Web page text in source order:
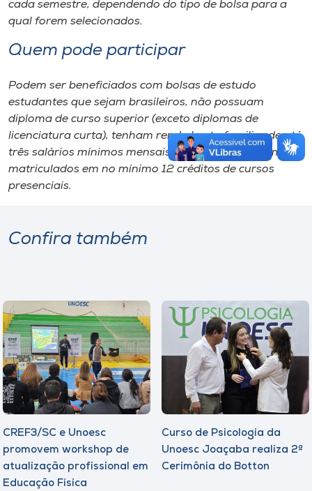
cada semestre, dependendo do tipo de bolsa para a
qual forem selecionados.
Quem pode participar
Podem ser beneficiados com bolsas de estudo
estudantes que sejam brasileiros, não possuam
diploma de curso superior (exceto diplomas de
licenciatura curta), tenham renda bruta familiar de até
três salários mínimos mensais per capita e estejam
matriculados em no mínimo 12 créditos de cursos
presenciais.
Confira também
CREF3/SC e Unoesc
promovem workshop de
atualização profissional em
Educação Física
Curso de Psicologia da
Unoesc Joaçaba realiza 2ª
Cerimônia do Botton